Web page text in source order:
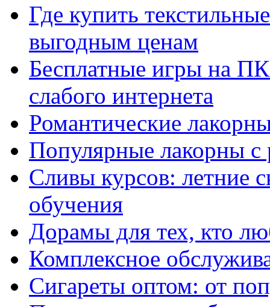
Где купить
выгодным ценам
Бесплатные игры на
слабого интернета
Романтические
Популярные лакорны с
Сливы курсов: летние
обучения
Дорамы для тех, кто
Комплексное
Сигареты оптом: от